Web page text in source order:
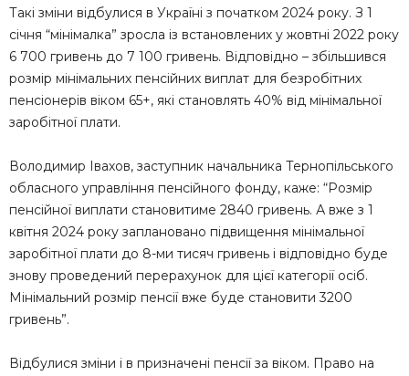
Такі зміни відбулися в Україні з початком 2024 року. З 1
січня “мінімалка” зросла із встановлених у жовтні 2022 року
6 700 гривень до 7 100 гривень. Відповідно – збільшився
розмір мінімальних пенсійних виплат для безробітних
пенсіонерів віком 65+, які становлять 40% від мінімальної
заробітної плати.
Володимир Івахов, заступник начальника Тернопільського
обласного управління пенсійного фонду, каже: “Розмір
пенсійної виплати становитиме 2840 гривень. А вже з 1
квітня 2024 року заплановано підвищення мінімальної
заробітної плати до 8-ми тисяч гривень і відповідно буде
знову проведений перерахунок для цієї категорії осіб.
Мінімальний розмір пенсії вже буде становити 3200
гривень”.
Відбулися зміни і в призначені пенсії за віком. Право на